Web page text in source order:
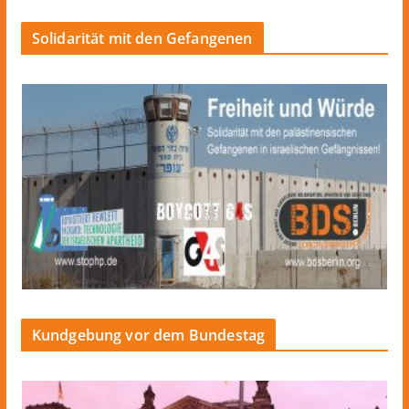
Solidarität mit den Gefangenen
Kundgebung vor dem Bundestag